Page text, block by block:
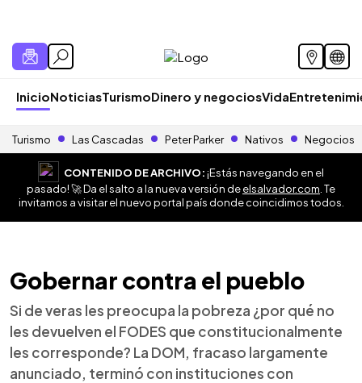
InicioNoticiasTurismoDinero y negociosVida
Turismo Las Cascadas Peter Parker Nativos Negocios
CONTENIDO DE ARCHIVO:¡Estás navegando en el
pasado! 🚀 Da el salto a la nueva versión deelsalvador.com . Te
invitamos a visitar el nuevo portal país donde coincidimos todos.
Gobernar contra el pueblo
Si de veras les preocupa la pobreza ¿por qué no
les devuelven el FODES que constitucionalmente
les corresponde? La DOM, fracaso largamente
anunciado, terminó con instituciones con